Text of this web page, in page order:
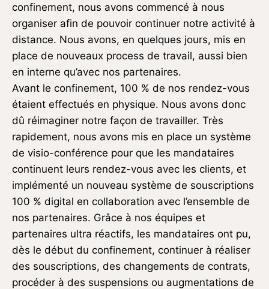
confinement, nous avons commencé à nous
organiser afin de pouvoir continuer notre activité à
distance. Nous avons, en quelques jours, mis en
place de nouveaux process de travail, aussi bien
en interne qu’avec nos partenaires.
Avant le confinement, 100 % de nos rendez-vous
étaient effectués en physique. Nous avons donc
dû réimaginer notre façon de travailler. Très
rapidement, nous avons mis en place un système
de visio-conférence pour que les mandataires
continuent leurs rendez-vous avec les clients, et
implémenté un nouveau système de souscriptions
100 % digital en collaboration avec l’ensemble de
nos partenaires. Grâce à nos équipes et
partenaires ultra réactifs, les mandataires ont pu,
dès le début du confinement, continuer à réaliser
des souscriptions, des changements de contrats,
procéder à des suspensions ou augmentations de